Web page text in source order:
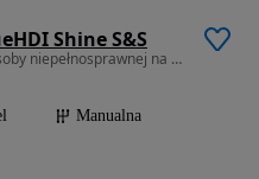
Shine S&S
1499 cm3 • 102 KM • Do przewozu osoby niepełnosprawnej na wozku inwalidzkim PFRON
Manualna